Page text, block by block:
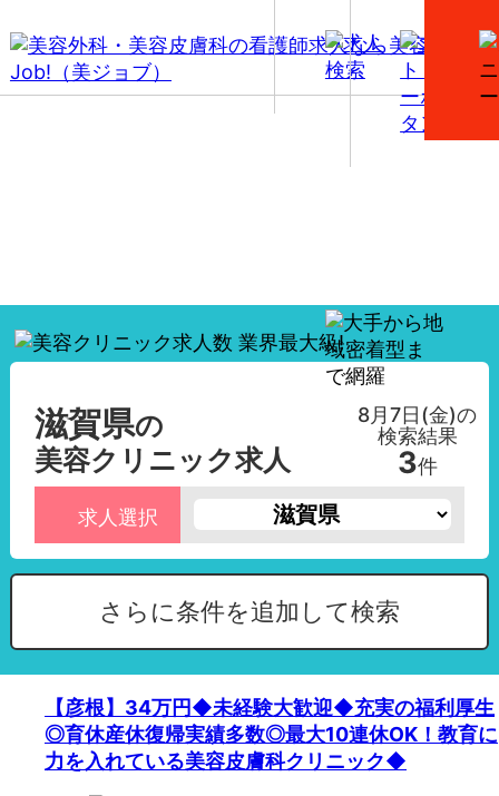
【滋賀県】美容外科・美容皮膚科の看護師求人一覧
滋賀県の
美容クリニック求人
8月7日(金)の
検索結果
3件
求人選択
さらに条件を追加して検索
【彦根】34万円◆未経験大歓迎◆充実の福利厚生
◎育休産休復帰実績多数◎最大10連休OK！教育に
力を入れている美容皮膚科クリニック◆